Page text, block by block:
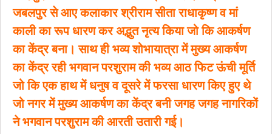
जबलपुर से आए कलाकार श्रीराम सीता राधाकृष्ण व मां
काली का रूप धारण कर अद्भुत नृत्य किया जो कि आकर्षण
का केंद्र बना। साथ ही भव्य शोभायात्रा में मुख्य आकर्षण
का केंद्र रही भगवान परशुराम की भव्य आठ फिट ऊंची मूर्ति
जो कि एक हाथ में धनुष व दूसरे में फरसा धारण किए हुए थे
जो नगर में मुख्य आकर्षण का केंद्र बनी जगह जगह नागरिकों
ने भगवान परशुराम की आरती उतारी गई।